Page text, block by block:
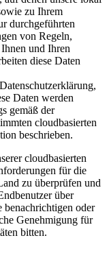
zu Ihrem
durchgeführten
von Regeln,
und Ihren
diese Daten
Daten werden
gemäß der
cloudbasierten
beschrieben.
cloudbasierten
für die
zu überprüfen und
über
benachrichtigen oder
Genehmigung für
bitten.